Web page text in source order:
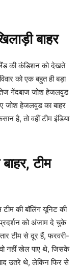
बाहर
की कंडिशन को देखते
को एक बहुत ही बड़ा
तेज गेंदबाज जोश हेजलवुड
जोश हेजलवुड का बाहर
है, तो वहीं टीम इंडिया
टीम
की बॉलिंग यूनिट की
को अंजाम दे चुके
टीम से दूर हैं, फरवरी-
वो नहीं खेल पाए थे, जिसके
उतरे थे, लेकिन फिर से